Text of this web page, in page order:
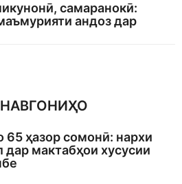
самаранокӣ:
андоз дар
НАВГОНИҲО
65 ҳазор сомонӣ: нархи
дар мактабҳои хусусии